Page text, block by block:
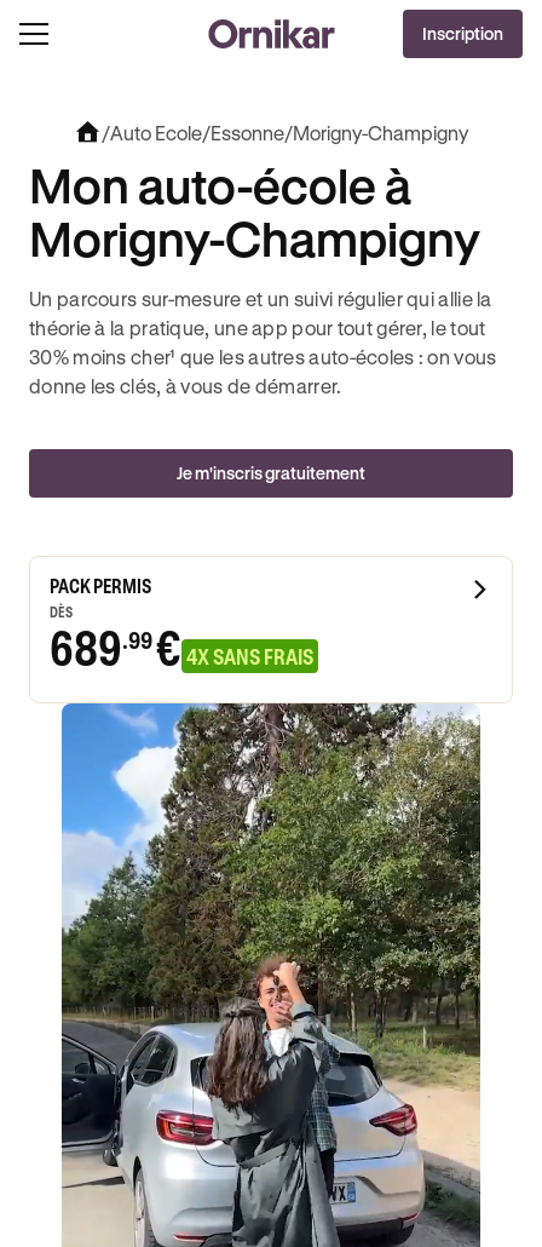
OFFRE EXCLUSIVE
OFFERTS AVEC REVOLUT + 3 MOIS DEEZER PREMIUM OFFERTS* !J'EN PROFITE !
Inscription
/Auto Ecole/Essonne/Morigny-Champigny
Mon auto-école à
Morigny-Champigny
Un parcours sur-mesure et un suivi régulier qui allie la
théorie à la pratique, une app pour tout gérer, le tout
30% moins cher¹ que les autres auto-écoles : on vous
donne les clés, à vous de démarrer.
Je m'inscris gratuitement
PACK PERMIS
DÈS
689.99€ 4X SANS FRAIS